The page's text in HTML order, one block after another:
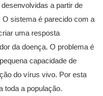
a partir de
sistema é parecido com a
uma resposta
da doença. O problema é
capacidade de
do vírus vivo. Por esta
toda a população.